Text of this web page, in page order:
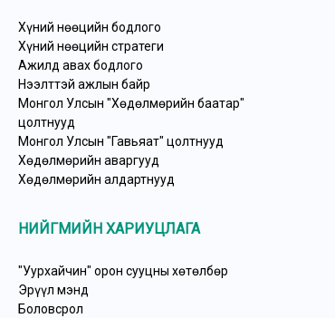
Хүний нөөцийн бодлого
Хүний нөөцийн стратеги
Ажилд авах бодлого
Нээлттэй ажлын байр
Монгол Улсын "Хөдөлмөрийн баатар"
цолтнууд
Монгол Улсын "Гавьяат" цолтнууд
Хөдөлмөрийн аваргууд
Хөдөлмөрийн алдартнууд
НИЙГМИЙН ХАРИУЦЛАГА
"Уурхайчин" орон сууцны хөтөлбөр
Эрүүл мэнд
Боловсрол